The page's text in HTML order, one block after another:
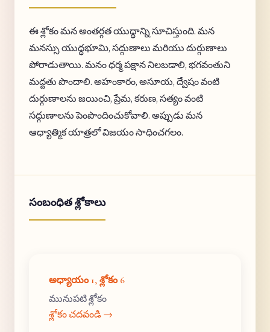
ఈ శ్లోకం మన అంతర్గత యుద్ధాన్ని సూచిస్తుంది. మన
మనస్సు యుద్ధభూమి, సద్గుణాలు మరియు దుర్గుణాలు
పోరాడుతాయి. మనం ధర్మ పక్షాన నిలబడాలి, భగవంతుని
మద్దతు పొందాలి. అహంకారం, అసూయ, ద్వేషం వంటి
దుర్గుణాలను జయించి, ప్రేమ, కరుణ, సత్యం వంటి
సద్గుణాలను పెంపొందించుకోవాలి. అప్పుడు మన
ఆధ్యాత్మిక యాత్రలో విజయం సాధించగలం.
సంబంధిత శ్లోకాలు
అధ్యాయం 1, శ్లోకం 6
మునుపటి శ్లోకం
శ్లోకం చదవండి →